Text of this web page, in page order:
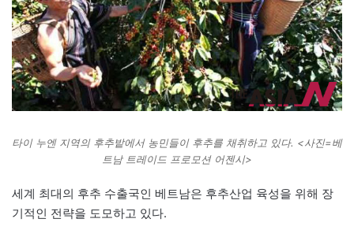
타이 누엔 지역의 후추밭에서 농민들이 후추를 채취하고 있다. <사진=베
트남 트레이드 프로모션 어젠시>
세계 최대의 후추 수출국인 베트남은 후추산업 육성을 위해 장
기적인 전략을 도모하고 있다.